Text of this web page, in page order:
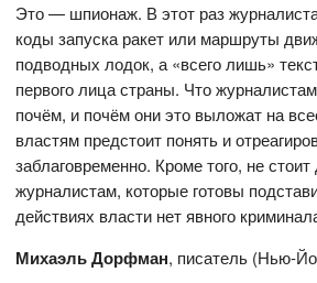
Это — шпионаж. В этот раз
коды запуска ракет или маршруты
подводных лодок, а «всего лишь»
первого лица страны. Что
почём, и почём они это выложат на
властям предстоит понять и
заблаговременно. Кроме того, не стоит
журналистам, которые готовы
действиях власти нет явного
Михаэль Дорфман, писатель (Нью-